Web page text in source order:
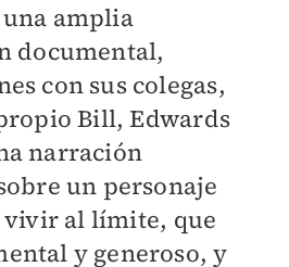
una amplia
documental,
con sus colegas,
Bill, Edwards
narración
un personaje
al límite, que
y generoso, y